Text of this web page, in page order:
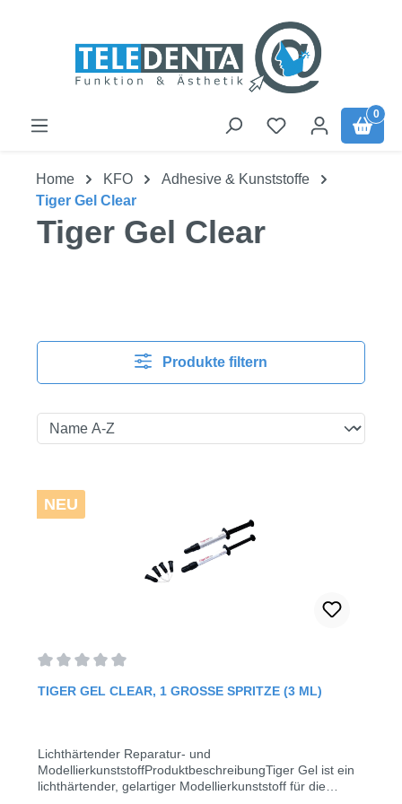
0
Home KFO
Adhesive & Kunststoffe
Tiger Gel Clear
Tiger Gel Clear
Produkte filtern
NEU
TIGER GEL CLEAR, 1 GROSSE SPRITZE (3 ML)
Lichthärtender Reparatur- und
ModellierkunststoffProduktbeschreibungTiger Gel ist ein
lichthärtender, gelartiger Modellierkunststoff für die